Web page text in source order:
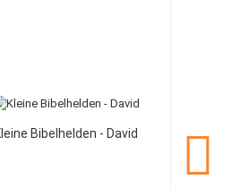
Bibelhelden - David